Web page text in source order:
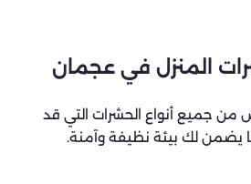
المنزل في عجمان
جميع أنواع الحشرات التي قد
يضمن لك بيئة نظيفة وآمنة.